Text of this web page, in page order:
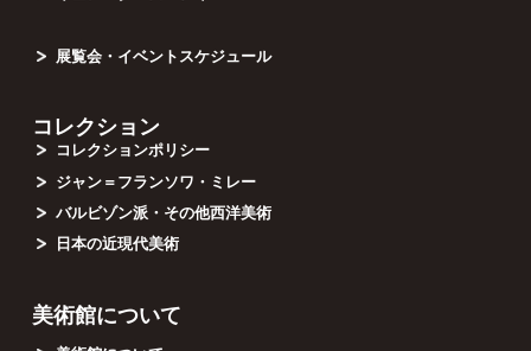
展覧会・イベントスケジュール
コレクション
コレクションポリシー
ジャン＝フランソワ・ミレー
バルビゾン派・その他西洋美術
日本の近現代美術
美術館について